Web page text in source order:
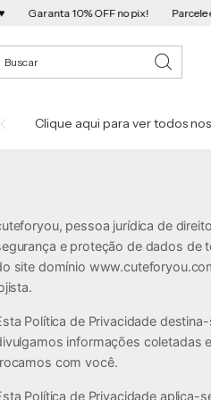
no pix! Parcele em até 10X
Clique aqui para ver todos
pessoa jurídica de
e proteção de dados de
site domínio
Política de Privacidade
informações coletadas
com você.
Política de Privacidade aplica-